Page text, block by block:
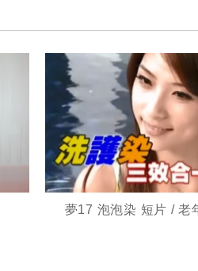
夢17 泡泡染 短片 / 老